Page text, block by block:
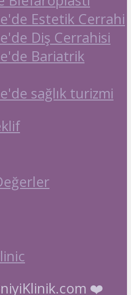
Estetik Cerrahi
Diş Cerrahisi
Bariatrik
sağlık turizmi
❤️